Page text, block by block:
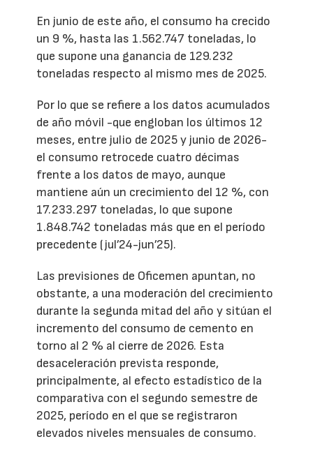
En junio de este año, el consumo ha crecido
un 9 %, hasta las 1.562.747 toneladas, lo
que supone una ganancia de 129.232
toneladas respecto al mismo mes de 2025.
Por lo que se refiere a los datos acumulados
de año móvil -que engloban los últimos 12
meses, entre julio de 2025 y junio de 2026-
el consumo retrocede cuatro décimas
frente a los datos de mayo, aunque
mantiene aún un crecimiento del 12 %, con
17.233.297 toneladas, lo que supone
1.848.742 toneladas más que en el período
precedente (jul’24-jun’25).
Las previsiones de Oficemen apuntan, no
obstante, a una moderación del crecimiento
durante la segunda mitad del año y sitúan el
incremento del consumo de cemento en
torno al 2 % al cierre de 2026. Esta
desaceleración prevista responde,
principalmente, al efecto estadístico de la
comparativa con el segundo semestre de
2025, período en el que se registraron
elevados niveles mensuales de consumo.